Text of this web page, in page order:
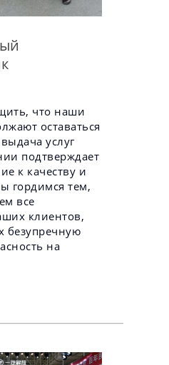
что наши
оставаться
услуг
подтверждает
к качеству и
гордимся тем,
все
клиентов,
безупречную
на